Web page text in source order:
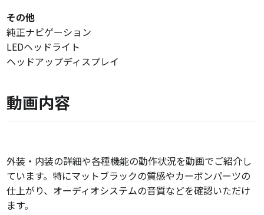
その他
純正ナビゲーション
LEDヘッドライト
ヘッドアップディスプレイ
動画内容
外装・内装の詳細や各種機能の動作状況を動画でご紹介し
ています。特にマットブラックの質感やカーボンパーツの
仕上がり、オーディオシステムの音質などを確認いただけ
ます。